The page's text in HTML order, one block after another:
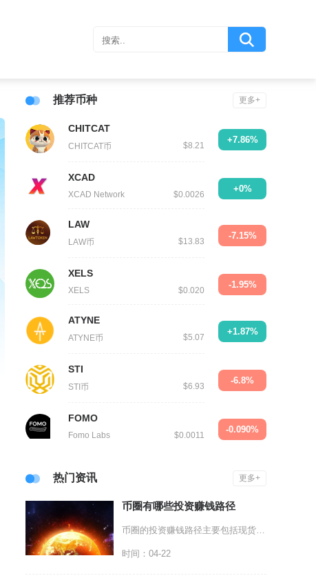
推荐币种 更多+
CHITCAT
CHITCAT币 $8.21
+7.86%
XCAD
XCAD Network $0.0026
+0%
LAW
LAW币 $13.83
-7.15%
XELS
XELS $0.020
-1.95%
ATYNE
ATYNE币 $5.07
+1.87%
STI
STI币 $6.93
-6.8%
FOMO
Fomo Labs $0.0011
-0.090%
热门资讯 更多+
币圈有哪些投资赚钱路径
币圈的投资赚钱路径主要包括现货交易与长期持有、合约杠杆交易、质押与流动性挖矿、空投与早期项
时间：04-22